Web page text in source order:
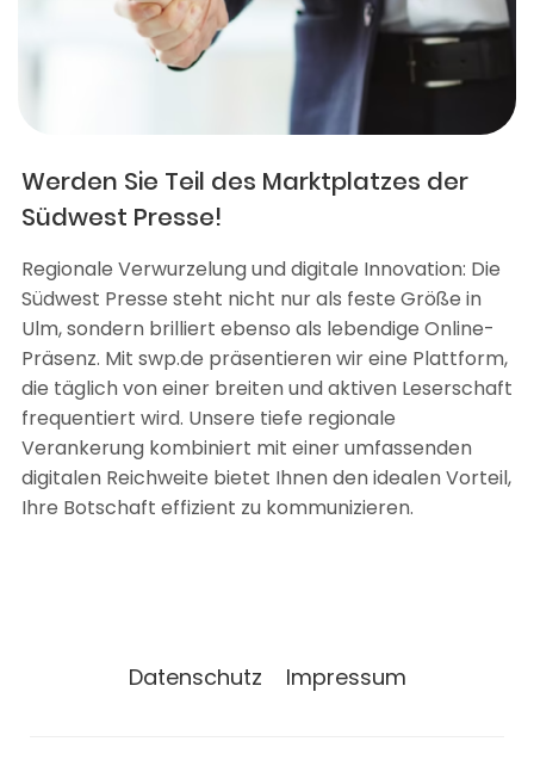
Werden Sie Teil des Marktplatzes der
Südwest Presse!
Regionale Verwurzelung und digitale Innovation: Die
Südwest Presse steht nicht nur als feste Größe in
Ulm, sondern brilliert ebenso als lebendige Online-
Präsenz. Mit swp.de präsentieren wir eine Plattform,
die täglich von einer breiten und aktiven Leserschaft
frequentiert wird. Unsere tiefe regionale
Verankerung kombiniert mit einer umfassenden
digitalen Reichweite bietet Ihnen den idealen Vorteil,
Ihre Botschaft effizient zu kommunizieren.
Datenschutz Impressum